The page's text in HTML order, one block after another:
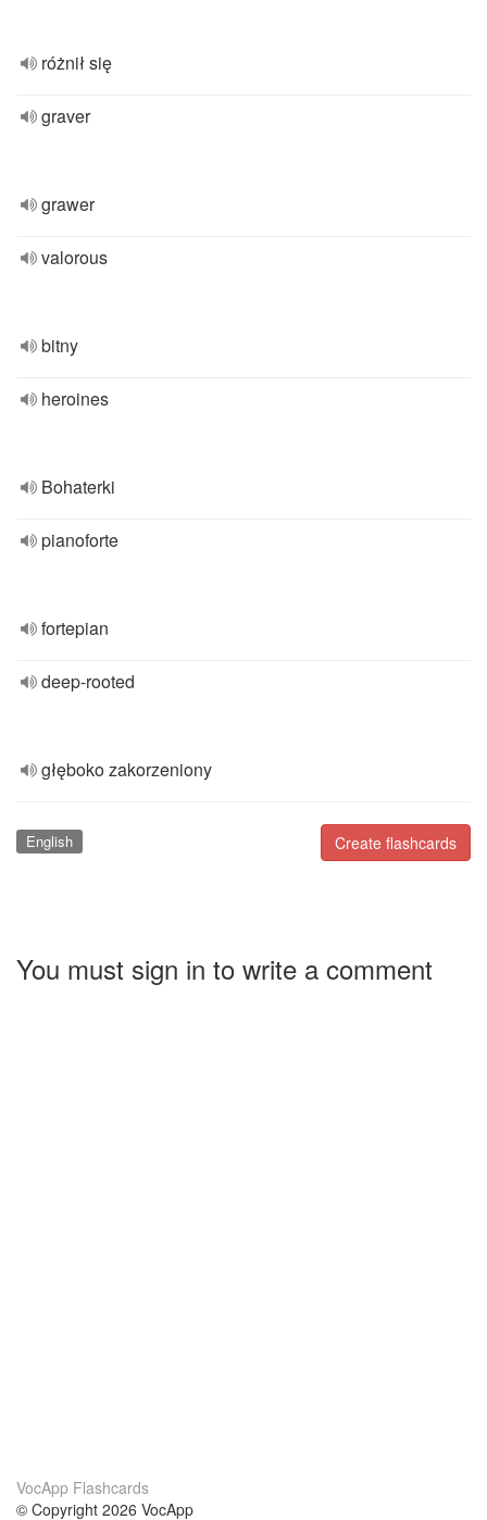
różnił się
graver
grawer
valorous
bitny
heroines
Bohaterki
pianoforte
fortepian
deep-rooted
głęboko zakorzeniony
Create flashcards
English
You must sign in to write a comment
VocApp Flashcards
© Copyright 2026 VocApp